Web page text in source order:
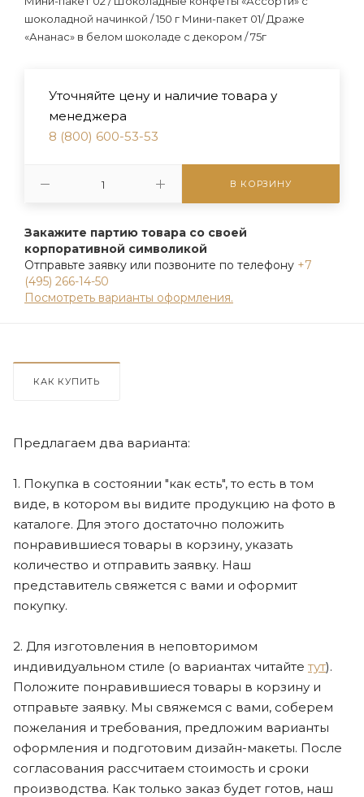
шоколадной начинкой / 150 г Мини-пакет 01/ Драже
«Ананас» в белом шоколаде с декором / 75г
Уточняйте цену и наличие товара у
менеджера
8 (800) 600-53-53
В КОРЗИНУ
Закажите партию товара со своей
корпоративной символикой
Отправьте заявку или позвоните по телефону +7
(495) 266-14-50
Посмотреть варианты оформления.
КАК КУПИТЬ
Предлагаем два варианта:
1. Покупка в состоянии "как есть", то есть в том
виде, в котором вы видите продукцию на фото в
каталоге. Для этого достаточно положить
понравившиеся товары в корзину, указать
количество и отправить заявку. Наш
представитель свяжется с вами и оформит
покупку.
2. Для изготовления в неповторимом
индивидуальном стиле (о вариантах читайте тут).
Положите понравившиеся товары в корзину и
отправьте заявку. Мы свяжемся с вами, соберем
пожелания и требования, предложим варианты
оформления и подготовим дизайн-макеты. После
согласования рассчитаем стоимость и сроки
производства. Как только заказ будет готов, наш